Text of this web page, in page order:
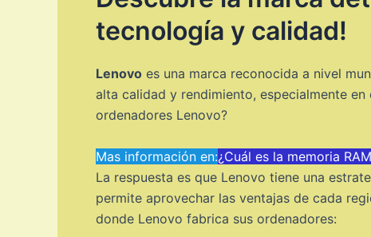
tecnología y calidad!
Lenovo es una marca reconocida a nivel
alta calidad y rendimiento, especialmente
ordenadores Lenovo?
Mas información en:¿Cuál es la memoria
La respuesta es que Lenovo tiene una
permite aprovechar las ventajas de cada
donde Lenovo fabrica sus ordenadores: